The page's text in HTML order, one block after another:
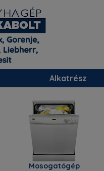
Alkatrész
Mosogatógép